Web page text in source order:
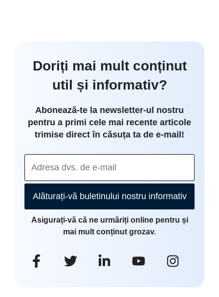
Doriți mai mult conținut
util și informativ?
Abonează-te la newsletter-ul nostru
pentru a primi cele mai recente articole
trimise direct în căsuța ta de e-mail!
Alăturați-vă buletinului nostru informativ
Asigurați-vă că ne urmăriți online pentru și
mai mult conținut grozav.